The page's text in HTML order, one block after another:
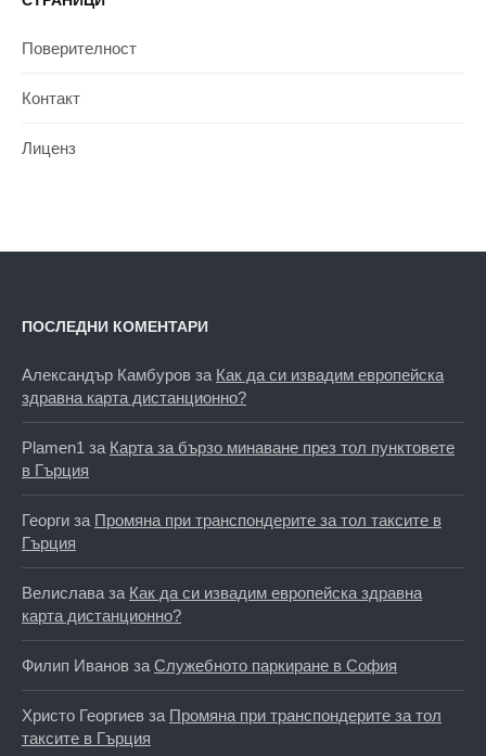
Поверителност
Контакт
Лиценз
ПОСЛЕДНИ КОМЕНТАРИ
Александър Камбуров за Как да си извадим европейска
здравна карта дистанционно?
Plamen1 за Карта за бързо минаване през тол пунктовете
в Гърция
Георги за Промяна при транспондерите за тол таксите в
Гърция
Велислава за Как да си извадим европейска здравна
карта дистанционно?
Филип Иванов за Служебното паркиране в София
Христо Георгиев за Промяна при транспондерите за тол
таксите в Гърция